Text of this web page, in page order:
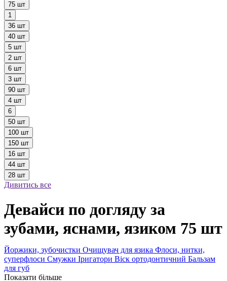
75 шт
1
36 шт
40 шт
5 шт
2 шт
6 шт
3 шт
90 шт
4 шт
6
50 шт
100 шт
150 шт
16 шт
44 шт
28 шт
Дивитись все
Девайси по догляду за
зубами, яснами, язиком 75 шт
Йоржики, зубочистки Очищувач для язика Флоси, нитки,
суперфлоси Смужки Іригатори Віск ортодонтичний Бальзам
для губ
Показати більше